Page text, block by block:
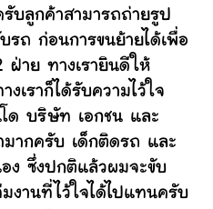
รับลูกค้าสามารถถ่ายรูป
รถ ก่อนการขนย้ายได้เพื่อ
ฝ่าย ทางเรายินดีให้
เราก็ได้รับความไว้ใจ
ด บริษัท เอกชน และ
มากครับ เด็กติดรถ และ
ง ซึ่งปกติแล้วผมจะขับ
งานที่ไว้ใจได้ไปแทนครับ